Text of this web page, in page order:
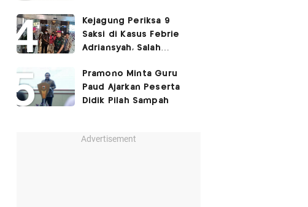
Kejagung Periksa 9
Saksi di Kasus Febrie
Adriansyah, Salah
Pramono Minta Guru
Paud Ajarkan Peserta
Didik Pilah Sampah
Advertisement